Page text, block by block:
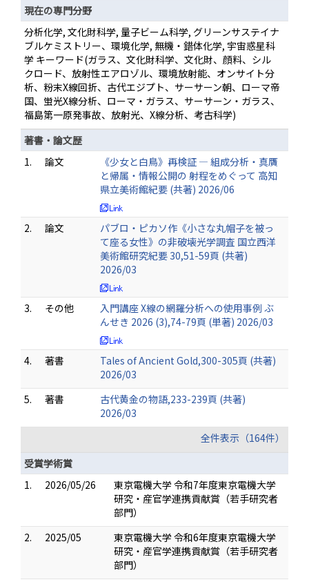
現在の専門分野
分析化学, 文化財科学, 量子ビーム科学, グリーンサステイナ
ブルケミストリー、環境化学, 無機・錯体化学, 宇宙惑星科
学 キーワード(ガラス、文化財科学、文化財、顔料、シル
クロード、放射性エアロゾル、環境放射能、オンサイト分
析、粉末X線回折、古代エジプト、サーサーン朝、ローマ帝
国、蛍光X線分析、ローマ・ガラス、サーサーン・ガラス、
福島第一原発事故、放射光、X線分析、考古科学)
著書・論文歴
1.
論文
《少女と白鳥》再検証 — 組成分析・真贋
と帰属・情報公開の 射程をめぐって 高知
県立美術館紀要 (共著) 2026/06
2. 論文
パブロ・ピカソ作《小さな丸帽子を被っ
て座る女性》の非破壊光学調査 国立西洋
美術館研究紀要 30,51-59頁 (共著)
2026/03
3. その他
入門講座 X線の網羅分析への使用事例 ぶ
んせき 2026 (3),74-79頁 (単著) 2026/03
4. 著書
Tales of Ancient Gold,300-305頁 (共著)
2026/03
5.
著書
古代黄金の物語,233-239頁 (共著)
2026/03
全件表示（164件）
受賞学術賞
1.
2026/05/26
東京電機大学 令和7年度東京電機大学
研究・産官学連携貢献賞（若手研究者
部門）
2.
2025/05
東京電機大学 令和6年度東京電機大学
研究・産官学連携貢献賞（若手研究者
部門）